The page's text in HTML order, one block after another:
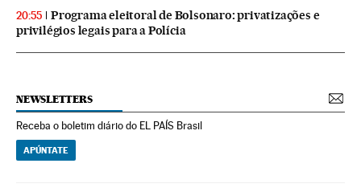
20:55
Programa eleitoral de Bolsonaro: privatizações e
privilégios legais para a Polícia
NEWSLETTERS
Receba o boletim diário do EL PAÍS Brasil
APÚNTATE